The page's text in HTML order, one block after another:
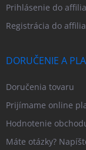
Prihlásenie do
Registrácia do
DORUČENIE A
Doručenia tovaru
Prijímame online
Hodnotenie
Máte otázky?